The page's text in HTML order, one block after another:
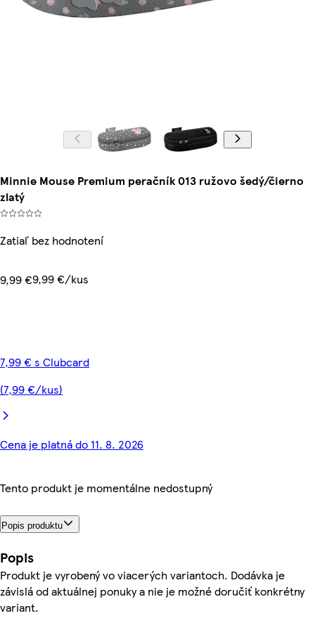
Minnie Mouse Premium peračník 013 ružovo šedý/čierno
zlatý
Zatiaľ bez hodnotení
9,99 €9,99 €/kus
7,99 € s Clubcard
(7,99 €/kus)
Cena je platná do 11. 8. 2026
Tento produkt je momentálne nedostupný
Popis produktu
Popis
Produkt je vyrobený vo viacerých variantoch. Dodávka je
závislá od aktuálnej ponuky a nie je možné doručiť konkrétny
variant.